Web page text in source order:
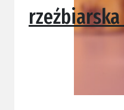
rzeźbiarska